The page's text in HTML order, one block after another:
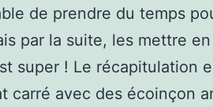
de prendre du temps
par la suite, les mettre
super ! Le récapitulation
carré avec des écoinçon